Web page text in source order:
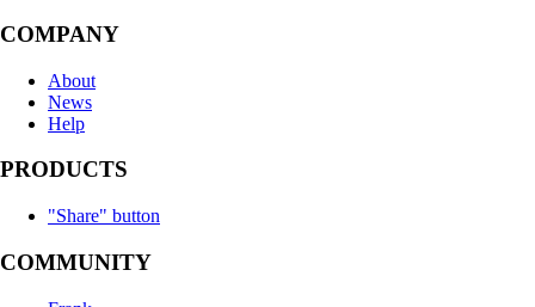
COMPANY
About
News
Help
PRODUCTS
"Share" button
COMMUNITY